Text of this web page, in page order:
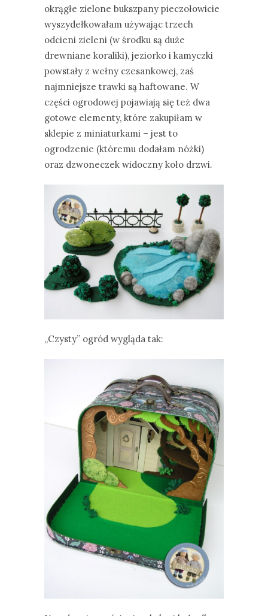
okrągłe zielone bukszpany pieczołowicie
wyszydełkowałam używając trzech
odcieni zieleni (w środku są duże
drewniane koraliki), jeziorko i kamyczki
powstały z wełny czesankowej, zaś
najmniejsze trawki są haftowane. W
części ogrodowej pojawiają się też dwa
gotowe elementy, które zakupiłam w
sklepie z miniaturkami – jest to
ogrodzenie (któremu dodałam nóżki)
oraz dzwoneczek widoczny koło drzwi.
„Czysty” ogród wygląda tak: